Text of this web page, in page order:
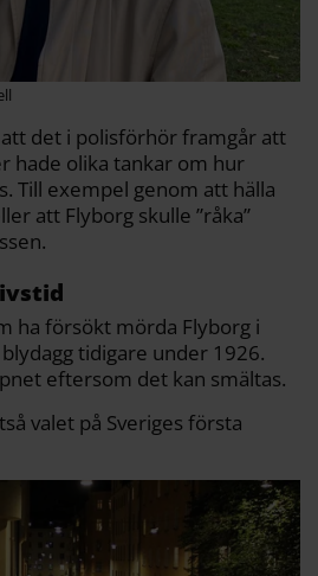
det i polisförhör framgår att
hade olika tankar om hur
Till exempel genom att hälla
att Flyborg skulle ”råka”
ha försökt mörda Flyborg i
tidigare under 1926.
eftersom det kan smältas.
valet på Sveriges första